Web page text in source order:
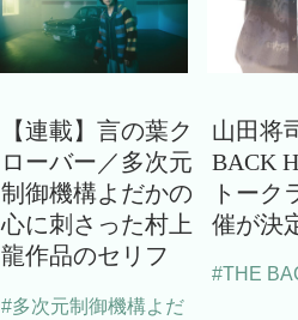
【連載】言の葉ク
ローバー／多次元
制御機構よだかの
心に刺さった村上
龍作品のセリフ
#多次元制御機構よだ
山田将
BACK
トーク
催が決
#THE